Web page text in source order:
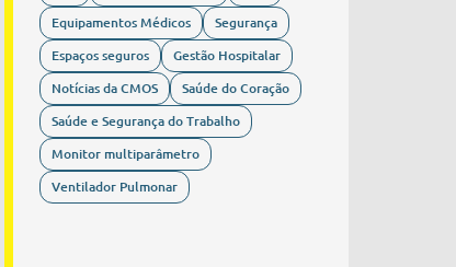
Equipamentos Médicos
Segurança
Espaços seguros
Gestão Hospitalar
Notícias da CMOS
Saúde do Coração
Saúde e Segurança do Trabalho
Monitor multiparâmetro
Ventilador Pulmonar